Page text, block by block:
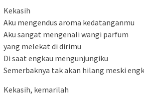
Kekasih
Aku mengendus aroma kedatanganmu
Aku sangat mengenali wangi parfum
yang melekat di dirimu
Di saat engkau mengunjungiku
Semerbaknya tak akan hilang meski
Kekasih, kemarilah